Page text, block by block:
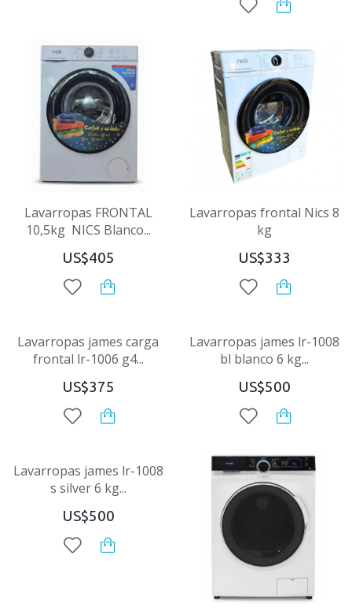
Lavarropas FRONTAL
10,5kg NICS Blanco...
US$405
Lavarropas frontal Nics 8
kg
US$333
Lavarropas james carga
frontal lr-1006 g4...
US$375
Lavarropas james lr-1008
bl blanco 6 kg...
US$500
Lavarropas james lr-1008
s silver 6 kg...
US$500